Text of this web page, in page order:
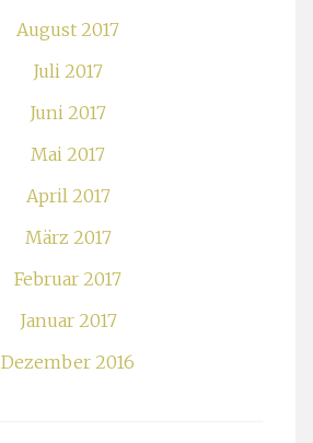
August 2017
Juli 2017
Juni 2017
Mai 2017
April 2017
März 2017
Februar 2017
Januar 2017
Dezember 2016